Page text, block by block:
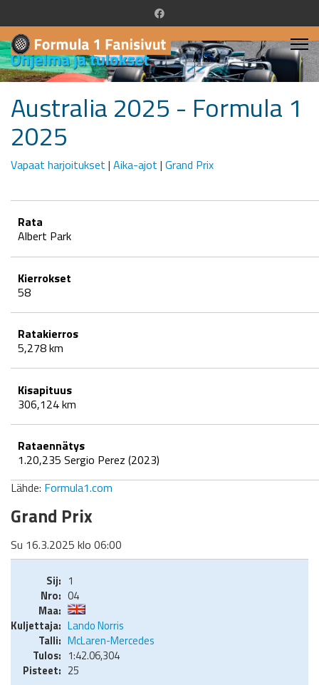
Australia 2025 - Formula 1
2025
Vapaat harjoitukset | Aika-ajot | Grand Prix
Rata
Albert Park
Kierrokset
58
Ratakierros
5,278 km
Kisapituus
306,124 km
Rataennätys
1.20,235 Sergio Perez (2023)
Lähde: Formula1.com
Grand Prix
Su 16.3.2025 klo 06:00
1
04
Lando Norris
McLaren-Mercedes
1:42.06,304
25